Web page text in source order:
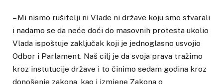
– Mi nismo rušitelji ni Vlade ni države koju smo stvarali
i nadamo se da neće doći do masovnih protesta ukolio
Vlada ispoštuje zaključak koji je jednoglasno usvojio
Odbor i Parlament. Naš cilj je da svoja prava tražimo
kroz instutucije države i to činimo sedam godina kroz
donošenje zakona, kao i izmjene Zakona o